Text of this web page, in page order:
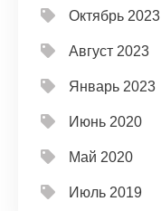
Октябрь 2023
Август 2023
Январь 2023
Июнь 2020
Май 2020
Июль 2019